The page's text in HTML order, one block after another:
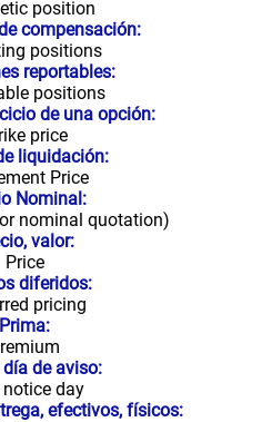
position
compensación:
positions
reportables:
positions
de una opción:
price
liquidación:
Price
Nominal:
nominal quotation)
valor:
Price
diferidos:
pricing
Prima:
día de aviso:
notice day
efectivos, físicos: